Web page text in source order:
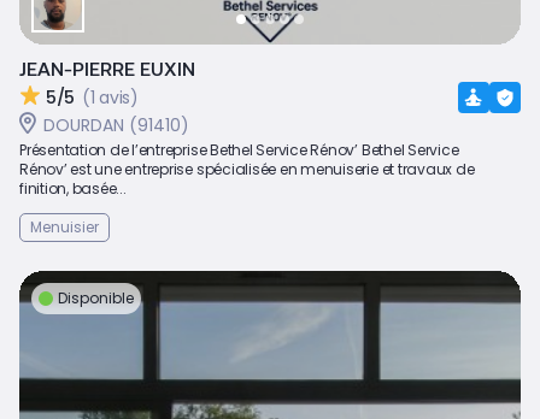
JEAN-PIERRE EUXIN
5/5 (1 avis)
DOURDAN (91410)
Présentation de l’entreprise Bethel Service Rénov’ Bethel Service
Rénov’ est une entreprise spécialisée en menuiserie et travaux de
finition, basée...
Menuisier
Disponible